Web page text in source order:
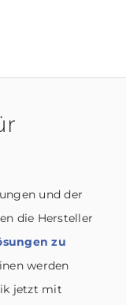
und der
die Hersteller
zu
werden
jetzt mit